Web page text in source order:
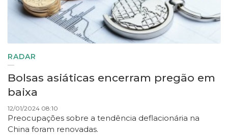
RADAR
Bolsas asiáticas encerram pregão em
baixa
12/01/2024 08:10
Preocupações sobre a tendência deflacionária na
China foram renovadas.